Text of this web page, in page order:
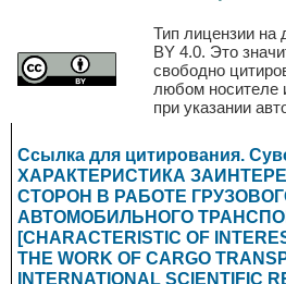
Тип лицензии на
BY 4.0. Это
свободно
любом
при указании
Ссылка для цитирования.
ХАРАКТЕРИСТИКА
СТОРОН В РАБОТЕ
АВТОМОБИЛЬНОГО
[CHARACTERISTIC OF
THE WORK OF CARGO
INTERNATIONAL SCIENTIFIC